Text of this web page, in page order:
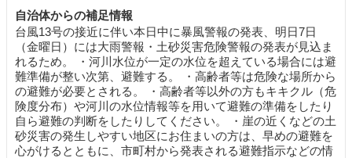
自治体からの補足情報
台風13号の接近に伴い本日中に暴風警報の発表、明日7日
（金曜日）には大雨警報・土砂災害危険警報の発表が見込ま
れるため。 ・河川水位が一定の水位を超えている場合には避
難準備が整い次第、避難する。 ・高齢者等は危険な場所から
の避難が必要とされる。 ・高齢者等以外の方もキキクル（危
険度分布）や河川の水位情報等を用いて避難の準備をしたり
自ら避難の判断をしたりしてください。 ・崖の近くなどの土
砂災害の発生しやすい地区にお住まいの方は、早めの避難を
心がけるとともに、市町村から発表される避難指示などの情